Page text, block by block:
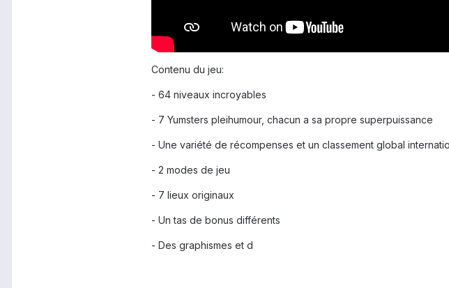
Contenu du jeu:
- 64 niveaux incroyables
- 7 Yumsters pleihumour, chacun a sa propre superpuissance
- Une variété de récompenses et un classement global
- 2 modes de jeu
- 7 lieux originaux
- Un tas de bonus différents
- Des graphismes et d